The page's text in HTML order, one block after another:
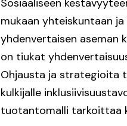
Sosiaaliseen
mukaan yhteiskuntaan
yhdenvertaisen aseman
on tiukat
Ohjausta ja strategioita
kulkijalle
tuotantomalli tarkoittaa